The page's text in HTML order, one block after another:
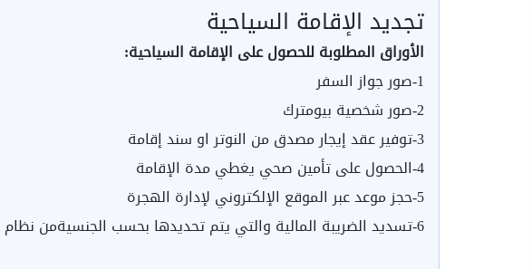
تجديد الإقامة السياحية
الأوراق المطلوبة للحصول على الإقامة السياحية:
1-صور جواز السفر
2-صور شخصية بيومترك
3-توفير عقد إيجار مصدق من النوتر او سند إقامة
4-الحصول على تأمين صحي يغطي مدة الإقامة
5-حجز موعد عبر الموقع الإلكتروني لإدارة الهجرة
6-تسديد الضريبة المالية والتي يتم تحديدها بحسب الجنسيةمن نظام إدارة الهجرة (الأمنيات).